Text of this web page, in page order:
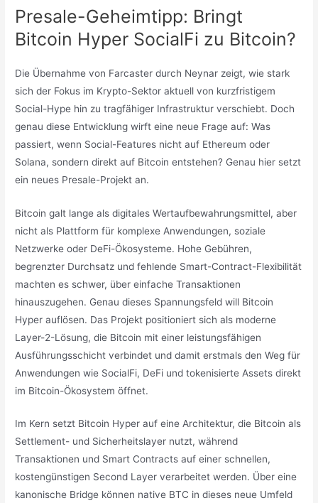
Presale-Geheimtipp: Bringt
Bitcoin Hyper SocialFi zu Bitcoin?
Die Übernahme von Farcaster durch Neynar zeigt, wie stark
sich der Fokus im Krypto-Sektor aktuell von kurzfristigem
Social-Hype hin zu tragfähiger Infrastruktur verschiebt. Doch
genau diese Entwicklung wirft eine neue Frage auf: Was
passiert, wenn Social-Features nicht auf Ethereum oder
Solana, sondern direkt auf Bitcoin entstehen? Genau hier setzt
ein neues Presale-Projekt an.
Bitcoin galt lange als digitales Wertaufbewahrungsmittel, aber
nicht als Plattform für komplexe Anwendungen, soziale
Netzwerke oder DeFi-Ökosysteme. Hohe Gebühren,
begrenzter Durchsatz und fehlende Smart-Contract-Flexibilität
machten es schwer, über einfache Transaktionen
hinauszugehen. Genau dieses Spannungsfeld will Bitcoin
Hyper auflösen. Das Projekt positioniert sich als moderne
Layer-2-Lösung, die Bitcoin mit einer leistungsfähigen
Ausführungsschicht verbindet und damit erstmals den Weg für
Anwendungen wie SocialFi, DeFi und tokenisierte Assets direkt
im Bitcoin-Ökosystem öffnet.
Im Kern setzt Bitcoin Hyper auf eine Architektur, die Bitcoin als
Settlement- und Sicherheitslayer nutzt, während
Transaktionen und Smart Contracts auf einer schnellen,
kostengünstigen Second Layer verarbeitet werden. Über eine
kanonische Bridge können native BTC in dieses neue Umfeld